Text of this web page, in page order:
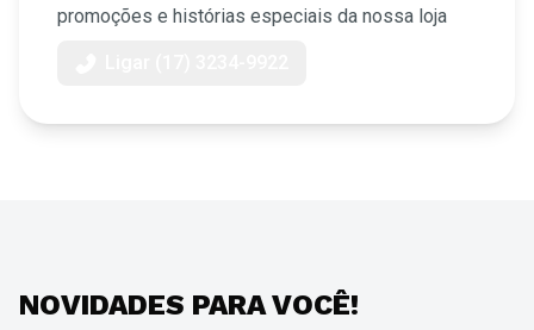
promoções e histórias especiais da nossa loja
NOVIDADES PARA VOCÊ!